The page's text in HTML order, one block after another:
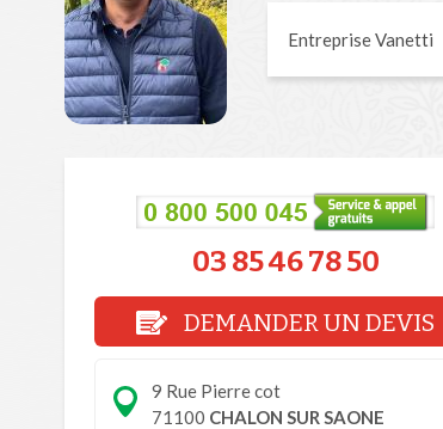
Entreprise Vanetti
03 85 46 78 50
DEMANDER UN DEVIS
9 Rue Pierre cot
71100 CHALON SUR SAONE